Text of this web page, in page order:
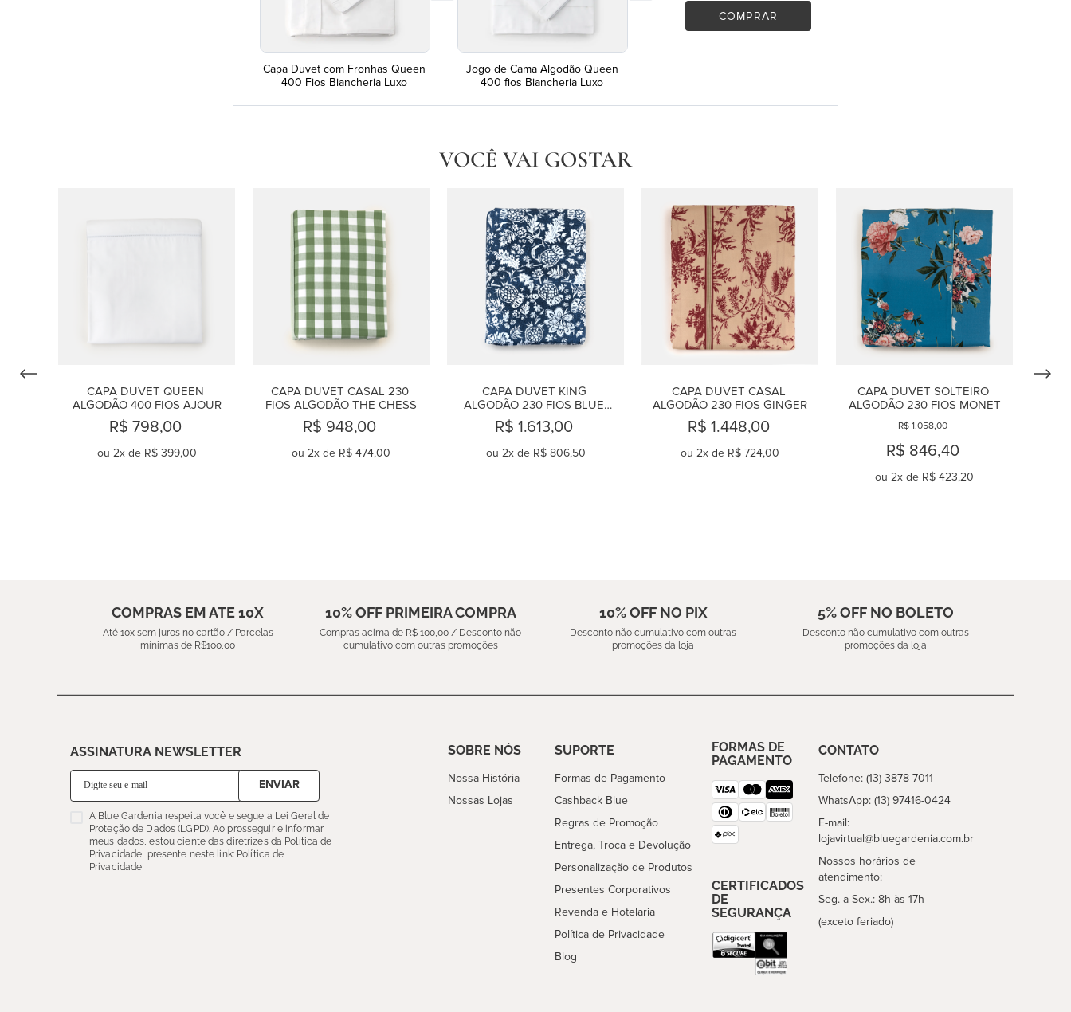
Capa Duvet com Fronhas Queen
400 Fios Biancheria Luxo
Jogo de Cama Algodão Queen
400 fios Biancheria Luxo
COMPRAR
VOCÊ VAI GOSTAR
CAPA DUVET QUEEN
ALGODÃO 400 FIOS AJOUR
R$ 798,00
ou 2x de R$ 399,00
CAPA DUVET CASAL 230
FIOS ALGODÃO THE CHESS
R$ 948,00
ou 2x de R$ 474,00
CAPA DUVET KING
ALGODÃO 230 FIOS BLUE
BOTANIQUE
R$ 1.613,00
ou 2x de R$ 806,50
CAPA DUVET CASAL
ALGODÃO 230 FIOS GINGER
R$ 1.448,00
ou 2x de R$ 724,00
CAPA DUVET SOLTEIRO
ALGODÃO 230 FIOS MONET
R$ 1.058,00
R$ 846,40
ou 2x de R$ 423,20
COMPRAS EM ATÉ 10X
Até 10x sem juros no cartão / Parcelas
mínimas de R$100,00
10% OFF PRIMEIRA COMPRA
Compras acima de R$ 100,00 / Desconto não
cumulativo com outras promoções
10% OFF NO PIX
Desconto não cumulativo com outras
promoções da loja
5% OFF NO BOLETO
Desconto não cumulativo com outras
promoções da loja
ASSINATURA NEWSLETTER
ENVIAR
A Blue Gardenia respeita você e segue a Lei Geral de
Proteção de Dados (LGPD). Ao prosseguir e informar
meus dados, estou ciente das diretrizes da Política de
Privacidade, presente neste link: Política de
Privacidade
SOBRE NÓS
Nossa História
Nossas Lojas
SUPORTE
Formas de Pagamento
Cashback Blue
Regras de Promoção
Entrega, Troca e Devolução
Personalização de Produtos
Presentes Corporativos
Revenda e Hotelaria
Política de Privacidade
Blog
FORMAS DE
PAGAMENTO
CERTIFICADOS
DE
SEGURANÇA
CONTATO
Telefone: (13) 3878-7011
WhatsApp: (13) 97416-0424
E-mail:
lojavirtual@bluegardenia.com.br
Nossos horários de
atendimento:
Seg. a Sex.: 8h às 17h
(exceto feriado)